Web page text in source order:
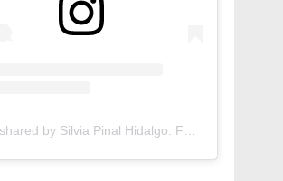
A post shared by Silvia Pinal Hidalgo. Fans (@silvia.pinal.h)